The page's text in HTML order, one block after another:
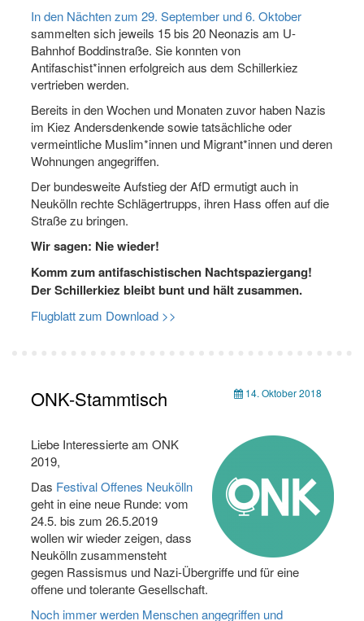
In den Nächten zum 29. September und 6. Oktober
sammelten sich jeweils 15 bis 20 Neonazis am U-
Bahnhof Boddinstraße. Sie konnten von
Antifaschist*innen erfolgreich aus dem Schillerkiez
vertrieben werden.
Bereits in den Wochen und Monaten zuvor haben Nazis
im Kiez Andersdenkende sowie tatsächliche oder
vermeintliche Muslim*innen und Migrant*innen und deren
Wohnungen angegriffen.
Der bundesweite Aufstieg der AfD ermutigt auch in
Neukölln rechte Schlägertrupps, ihren Hass offen auf die
Straße zu bringen.
Wir sagen: Nie wieder!
Komm zum antifaschistischen Nachtspaziergang!
Der Schillerkiez bleibt bunt und hält zusammen.
Flugblatt zum Download >>
ONK-Stammtisch 14. Oktober 2018
Liebe Interessierte am ONK
2019,
Das Festival Offenes Neukölln
geht in eine neue Runde: vom
24.5. bis zum 26.5.2019
wollen wir wieder zeigen, dass
Neukölln zusammensteht
gegen Rassismus und Nazi-Übergriffe und für eine
offene und tolerante Gesellschaft.
Noch immer werden Menschen angegriffen und